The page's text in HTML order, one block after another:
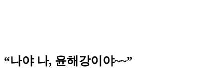
“나야 나, 윤해강이야~~”